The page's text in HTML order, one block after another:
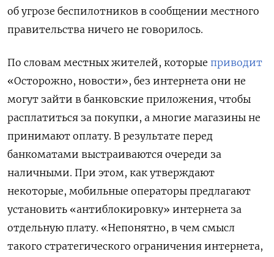
об угрозе беспилотников в сообщении местного
правительства ничего не говорилось.
По словам местных жителей, которые приводит
«Осторожно, новости», без интернета они не
могут зайти в банковские приложения, чтобы
расплатиться за покупки, а многие магазины не
принимают оплату. В результате перед
банкоматами выстраиваются очереди за
наличными. При этом, как утверждают
некоторые, мобильные операторы предлагают
установить «антиблокировку» интернета за
отдельную плату. «Непонятно, в чем смысл
такого стратегического ограничения интернета,